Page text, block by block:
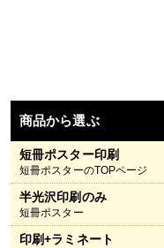
商品から選ぶ
短冊ポスター印刷
短冊ポスターのTOPページ
半光沢印刷のみ
短冊ポスター
印刷+ラミネート